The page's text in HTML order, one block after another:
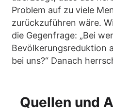
Problem auf zu viele
zurückzuführen wäre.
die Gegenfrage: „Bei
Bevölkerungsreduktion
bei uns?“ Danach
Quellen und